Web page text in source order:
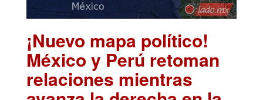
¡Nuevo mapa político!
México y Perú retoman
relaciones mientras